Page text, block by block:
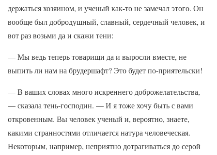
держаться хозяином, и ученый как-то не замечал этого. Он
вообще был добродушный, славный, сердечный человек, и
вот раз возьми да и скажи тени:
— Мы ведь теперь товарищи да и выросли вместе, не
выпить ли нам на брудершафт? Это будет по-приятельски!
— В ваших словах много искреннего доброжелательства,
— сказала тень-господин. — И я тоже хочу быть с вами
откровенным. Вы человек ученый и, вероятно, знаете,
какими странностями отличается натура человеческая.
Некоторым, например, неприятно дотрагиваться до серой